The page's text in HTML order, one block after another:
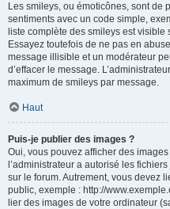
Les smileys, ou émoticônes, sont de
sentiments avec un code simple,
liste complète des smileys est
Essayez toutefois de ne pas en
message illisible et un modérateur
d’effacer le message.
maximum de smileys par message.
Haut
Puis-je publier des images ?
Oui, vous pouvez afficher des
l’administrateur a autorisé les
sur le forum. Autrement, vous devez
public, exemple : http://
lier des images de votre ordinateur